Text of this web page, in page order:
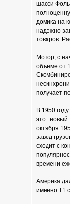
шасси
домика на
надежно
товаров.
Мотор, с
объеме от
получает
В 1950
этот новый
октября
завод
сходит с
времени
Америка
именно Т1